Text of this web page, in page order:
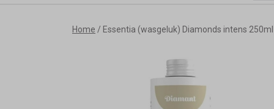
Essentia
Home Essentia (wasgeluk) Diamonds intens 250ml